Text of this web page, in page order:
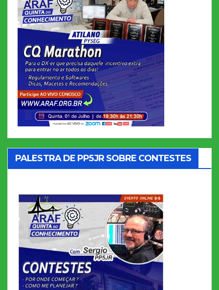
PALESTRA DE PP5JR SOBRE CONTESTES